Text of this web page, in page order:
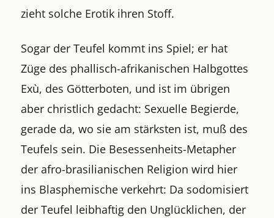
zieht solche Erotik ihren Stoff.
Sogar der Teufel kommt ins Spiel; er hat
Züge des phallisch-afrikanischen Halbgottes
Exù, des Götterboten, und ist im übrigen
aber christlich gedacht: Sexuelle Begierde,
gerade da, wo sie am stärksten ist, muß des
Teufels sein. Die Besessenheits-Metapher
der afro-brasilianischen Religion wird hier
ins Blasphemische verkehrt: Da sodomisiert
der Teufel leibhaftig den Unglücklichen, der